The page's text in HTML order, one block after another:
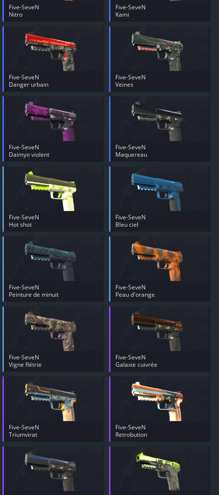
Five-SeveN
Nitro
Five-SeveN
Kami
Five-SeveN
Danger urbain
Five-SeveN
Veines
Five-SeveN
Daimyo violent
Five-SeveN
Maquereau
Five-SeveN
Hot shot
Five-SeveN
Bleu ciel
Five-SeveN
Peinture de minuit
Five-SeveN
Peau d'orange
Five-SeveN
Vigne flétrie
Five-SeveN
Galaxie cuivrée
Five-SeveN
Triumvirat
Five-SeveN
Retrobution